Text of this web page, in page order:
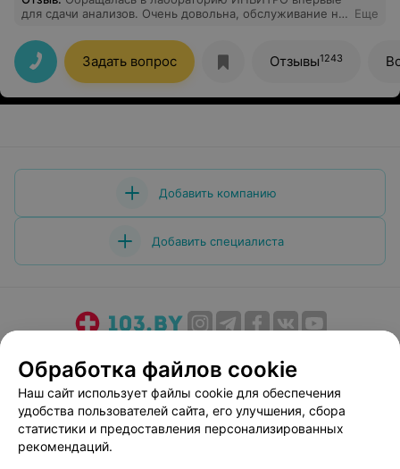
для сдачи анализов. Очень довольна, обслуживание на
доброжелательные, компетентные, очень быстро
оформляют. В процедурном кабинете медсестра
быстро и безболезненно взяла кровь, со мной такое
впервые (сложные вены). Обязательно буду к Вам
возвращаться!
Еще
Задать вопрос Отзывы1243
Добавить компанию
Добавить специалиста
Медицинский маркетинг
Публичный договор
Пользовательское соглашение
Способы оплаты
Вакансии
Партнеры
Написать руководителю 103.by
Обработка файлов cookie
Наш сайт использует файлы cookie для обеспечения
удобства пользователей сайта, его улучшения, сбора
статистики и предоставления персонализированных
рекомендаций.